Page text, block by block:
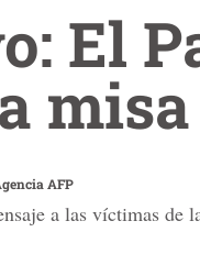
El
AFP
a las víctimas de